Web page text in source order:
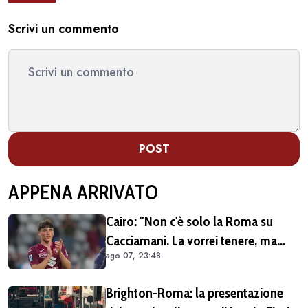
Scrivi un commento
POST
APPENA ARRIVATO
Cairo: "Non c'è solo la Roma su
Cacciamani. La vorrei tenere, ma
vediamo"
ago 07, 23:48
Brighton-Roma: la presentazione